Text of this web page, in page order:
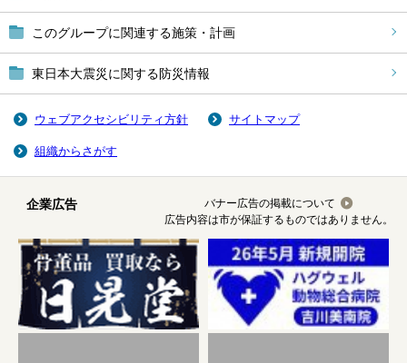
このグループに関連する施策・計画
東日本大震災に関する防災情報
ウェブアクセシビリティ方針 サイトマップ
組織からさがす
企業広告
バナー広告の掲載について
広告内容は市が保証するものではありません。